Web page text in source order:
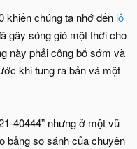
khiến chúng ta nhớ đến lỗ
gây sóng gió một thời cho
này phải công bố sớm và
khi tung ra bản vá một
40444” nhưng ở một vũ
bảng so sánh của chuyên